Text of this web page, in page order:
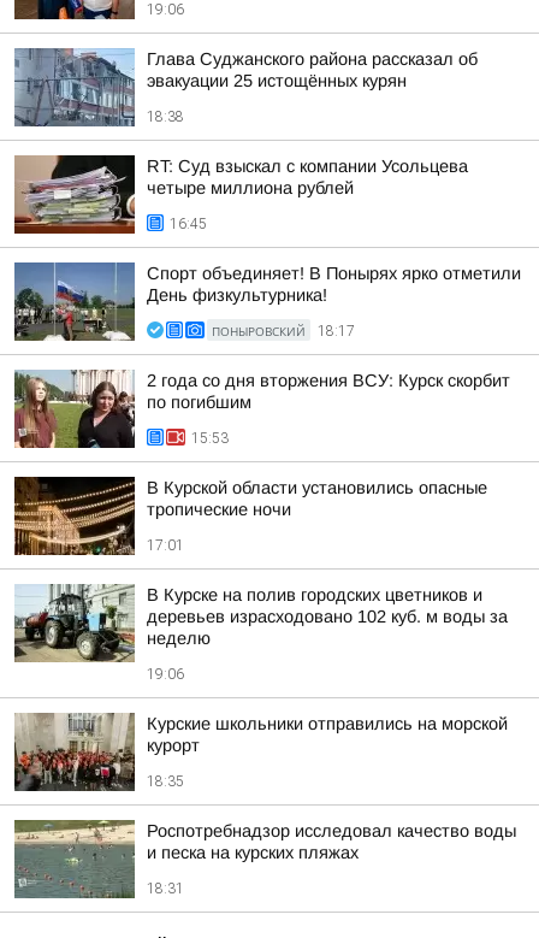
19:06
Глава Суджанского района рассказал об
эвакуации 25 истощённых курян
18:38
RT: Суд взыскал с компании Усольцева
четыре миллиона рублей
16:45
Спорт объединяет! В Понырях ярко отметили
День физкультурника!
ПОНЫРОВСКИЙ 18:17
2 года со дня вторжения ВСУ: Курск скорбит
по погибшим
15:53
В Курской области установились опасные
тропические ночи
17:01
В Курске на полив городских цветников и
деревьев израсходовано 102 куб. м воды за
неделю
19:06
Курские школьники отправились на морской
курорт
18:35
Роспотребнадзор исследовал качество воды
и песка на курских пляжах
18:31